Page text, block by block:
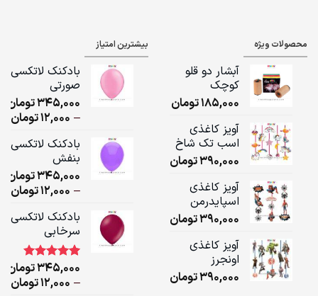
محصولات ویژه
آبشار دو قلو
کوچک
185,000تومان
آویز کاغذی
اسب تک شاخ
390,000تومان
آویز کاغذی
اسپایدرمن
390,000تومان
آویز کاغذی
اونجرز
390,000تومان
بیشترین امتیاز
بادکنک لاتکسی
صورتی
345,000تومان
–
12,000تومان
بادکنک لاتکسی
بنفش
345,000تومان
–
12,000تومان
بادکنک لاتکسی
سرخابی
امتیاز5.00
1
مشتری
345,000تومان
–
12,000تومان